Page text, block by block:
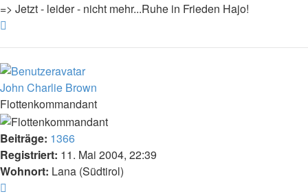
=> Jetzt - leider - nicht mehr...Ruhe in Frieden Hajo!
John Charlie Brown
Flottenkommandant
Beiträge: 1366
Registriert: 11. Mai 2004, 22:39
Wohnort: Lana (Südtirol)